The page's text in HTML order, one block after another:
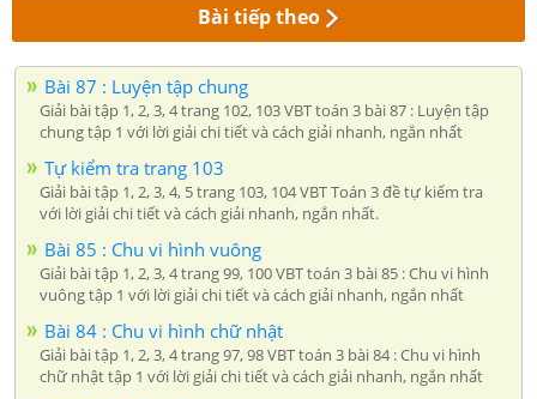
Bài tiếp theo
Bài 87 : Luyện tập chung
Giải bài tập 1, 2, 3, 4 trang 102, 103 VBT toán 3 bài 87 : Luyện tập
chung tập 1 với lời giải chi tiết và cách giải nhanh, ngắn nhất
Tự kiểm tra trang 103
Giải bài tập 1, 2, 3, 4, 5 trang 103, 104 VBT Toán 3 đề tự kiểm tra
với lời giải chi tiết và cách giải nhanh, ngắn nhất.
Bài 85 : Chu vi hình vuông
Giải bài tập 1, 2, 3, 4 trang 99, 100 VBT toán 3 bài 85 : Chu vi hình
vuông tập 1 với lời giải chi tiết và cách giải nhanh, ngắn nhất
Bài 84 : Chu vi hình chữ nhật
Giải bài tập 1, 2, 3, 4 trang 97, 98 VBT toán 3 bài 84 : Chu vi hình
chữ nhật tập 1 với lời giải chi tiết và cách giải nhanh, ngắn nhất